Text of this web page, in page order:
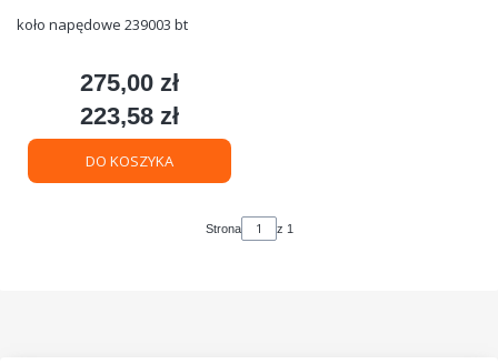
koło napędowe 239003 bt
Cena
275,00 zł
Cena
223,58 zł
DO KOSZYKA
Strona z 1